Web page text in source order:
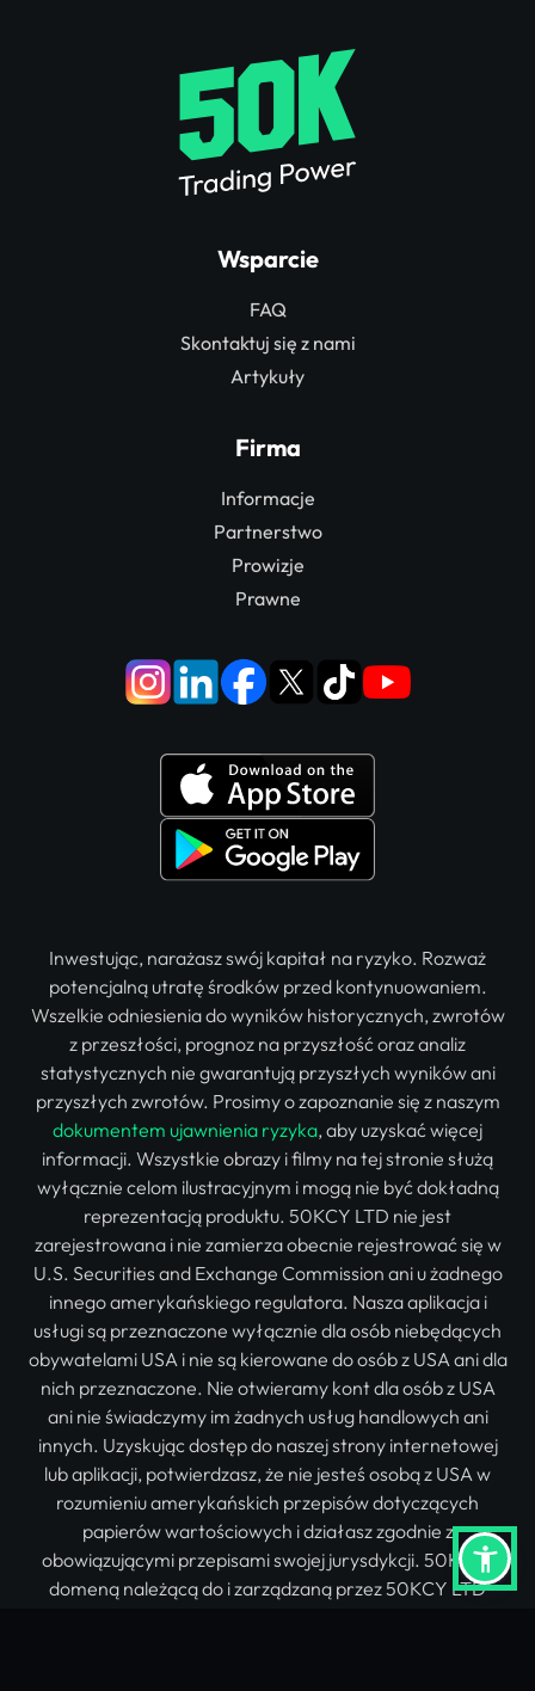
Wsparcie
FAQ
Skontaktuj się z nami
Artykuły
Firma
Informacje
Partnerstwo
Prowizje
Prawne
Inwestując, narażasz swój kapitał na ryzyko. Rozważ
potencjalną utratę środków przed kontynuowaniem.
Wszelkie odniesienia do wyników historycznych, zwrotów
z przeszłości, prognoz na przyszłość oraz analiz
statystycznych nie gwarantują przyszłych wyników ani
przyszłych zwrotów. Prosimy o zapoznanie się z naszym
dokumentem ujawnienia ryzyka, aby uzyskać więcej
informacji. Wszystkie obrazy i filmy na tej stronie służą
wyłącznie celom ilustracyjnym i mogą nie być dokładną
reprezentacją produktu. 50KCY LTD nie jest
zarejestrowana i nie zamierza obecnie rejestrować się w
U.S. Securities and Exchange Commission ani u żadnego
innego amerykańskiego regulatora. Nasza aplikacja i
usługi są przeznaczone wyłącznie dla osób niebędących
obywatelami USA i nie są kierowane do osób z USA ani dla
nich przeznaczone. Nie otwieramy kont dla osób z USA
ani nie świadczymy im żadnych usług handlowych ani
innych. Uzyskując dostęp do naszej strony internetowej
lub aplikacji, potwierdzasz, że nie jesteś osobą z USA w
rozumieniu amerykańskich przepisów dotyczących
papierów wartościowych i działasz zgodnie z
obowiązującymi przepisami swojej jurysdykcji. 50K jest
domeną należącą do i zarządzaną przez 50KCY LTD